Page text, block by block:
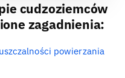
cudzoziemców
zagadnienia:
powierzania